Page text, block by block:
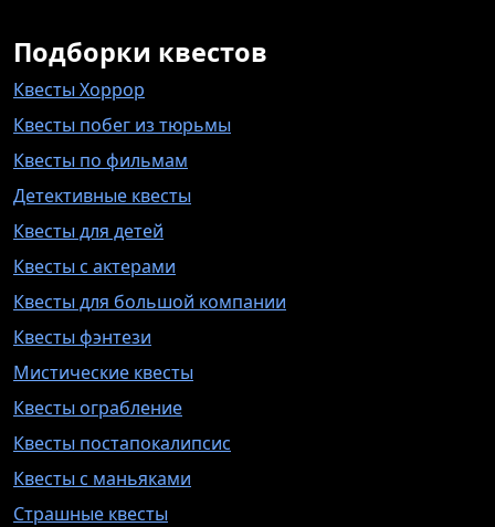
Подборки квестов
Квесты Хоррор
Квесты побег из тюрьмы
Квесты по фильмам
Детективные квесты
Квесты для детей
Квесты с актерами
Квесты для большой компании
Квесты фэнтези
Мистические квесты
Квесты ограбление
Квесты постапокалипсис
Квесты с маньяками
Страшные квесты